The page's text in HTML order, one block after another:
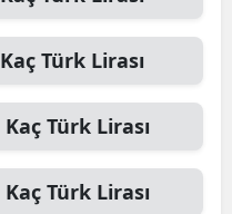
Kaç Türk Lirası
Kaç Türk Lirası
Kaç Türk Lirası